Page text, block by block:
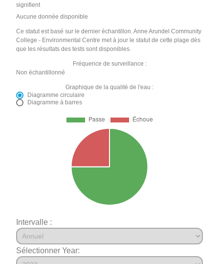
signifient
Aucune donnée disponible
Ce statut est basé sur le dernier échantillon. Anne Arundel Community
College - Environmental Centre met à jour le statut de cette plage dès
que les résultats des tests sont disponibles.
Fréquence de surveillance :
Non échantillonné
Graphique de la qualité de l'eau :
Diagramme circulaire
Diagramme à barres
Intervalle :
Sélectionner Year: